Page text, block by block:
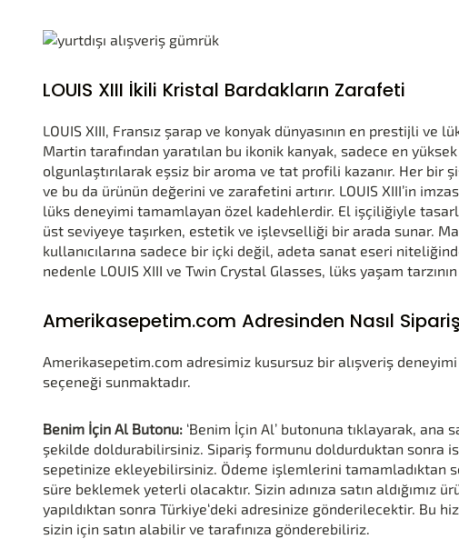
LOUIS XIII İkili Kristal Bardakların Zarafeti
LOUIS XIII, Fransız şarap ve konyak dünyasının en prestijli ve
Martin tarafından yaratılan bu ikonik kanyak, sadece en
olgunlaştırılarak eşsiz bir aroma ve tat profili kazanır. Her bir
ve bu da ürünün değerini ve zarafetini artırır. LOUIS XIII’in
lüks deneyimi tamamlayan özel kadehlerdir. El işçiliğiyle
üst seviyeye taşırken, estetik ve işlevselliği bir arada sunar.
kullanıcılarına sadece bir içki değil, adeta sanat eseri
nedenle LOUIS XIII ve Twin Crystal Glasses, lüks yaşam
Amerikasepetim.com Adresinden Nasıl
Amerikasepetim.com adresimiz kusursuz bir alışveriş
seçeneği sunmaktadır.
Benim İçin Al Butonu: ‘Benim İçin Al’ butonuna tıklayarak, ana
şekilde doldurabilirsiniz. Sipariş formunu doldurduktan sonra
sepetinize ekleyebilirsiniz. Ödeme işlemlerini tamamladıktan
süre beklemek yeterli olacaktır. Sizin adınıza satın aldığımız
yapıldıktan sonra Türkiye‘deki adresinize gönderilecektir. Bu
sizin için satın alabilir ve tarafınıza gönderebiliriz.